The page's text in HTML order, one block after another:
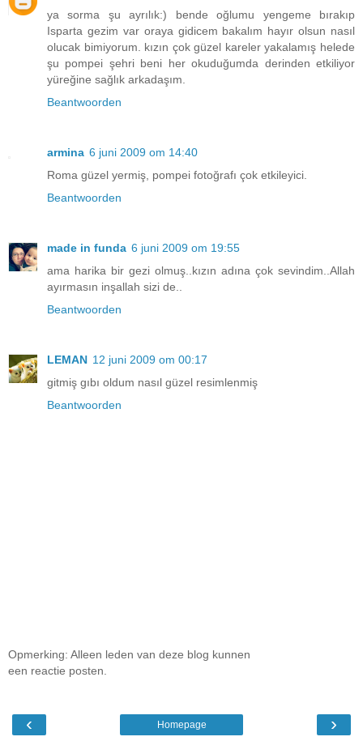
ya sorma şu ayrılık:) bende oğlumu yengeme bırakıp
Isparta gezim var oraya gidicem bakalım hayır olsun nasıl
olucak bimiyorum. kızın çok güzel kareler yakalamış helede
şu pompei şehri beni her okuduğumda derinden etkiliyor
yüreğine sağlık arkadaşım.
Beantwoorden
armina 6 juni 2009 om 14:40
Roma güzel yermiş, pompei fotoğrafı çok etkileyici.
Beantwoorden
made in funda 6 juni 2009 om 19:55
ama harika bir gezi olmuş..kızın adına çok sevindim..Allah
ayırmasın inşallah sizi de..
Beantwoorden
LEMAN 12 juni 2009 om 00:17
gitmiş gıbı oldum nasıl güzel resimlenmiş
Beantwoorden
Opmerking: Alleen leden van deze blog kunnen
een reactie posten.
‹ ›
Homepage